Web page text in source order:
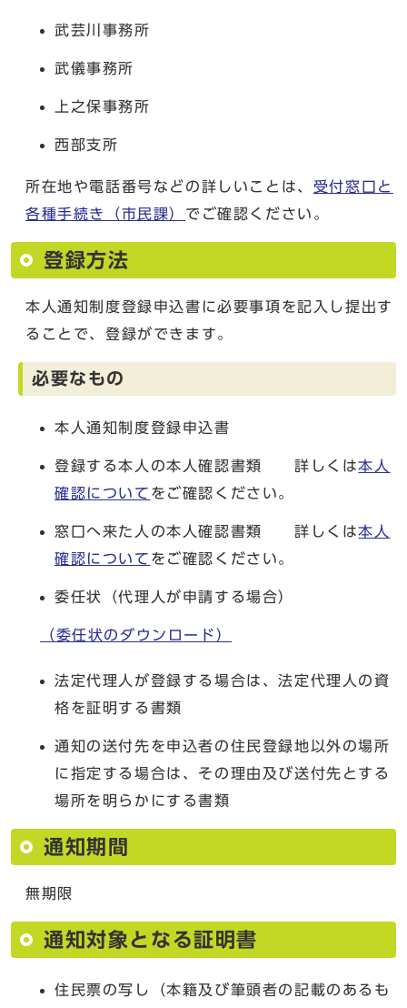
武芸川事務所
武儀事務所
上之保事務所
西部支所
所在地や電話番号などの詳しいことは、 受付窓口と
各種手続き（市民課） でご確認ください。
登録方法
本人通知制度登録申込書に必要事項を記入し提出す
ることで、登録ができます。
必要なもの
本人通知制度登録申込書
登録する本人の本人確認書類 詳しくは本人
確認について をご確認ください。
窓口へ来た人の本人確認書類 詳しくは本人
確認について をご確認ください。
委任状（代理人が申請する場合）
（委任状のダウンロード）
法定代理人が登録する場合は、法定代理人の資
格を証明する書類
通知の送付先を申込者の住民登録地以外の場所
に指定する場合は、その理由及び送付先とする
場所を明らかにする書類
通知期間
無期限
通知対象となる証明書
住民票の写し（本籍及び筆頭者の記載のあるも